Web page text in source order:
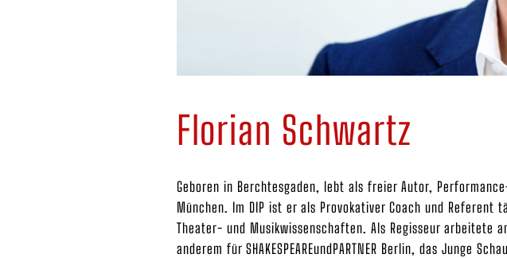
Florian Schwartz
Geboren in Berchtesgaden, lebt als freier Autor,
München. Im DIP ist er als Provokativer Coach und
Theater- und Musikwissenschaften. Als Regisseur arbeitete
anderem für SHAKESPEAREundPARTNER Berlin, das Junge